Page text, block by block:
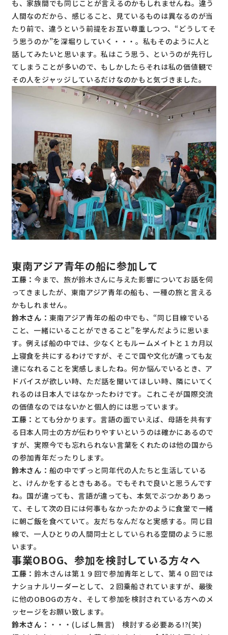
も、家族間でも同じことが言えるのかもしれませんね。違う
人間なのだから、感じること、見ているものは異なるのが当
たり前で、違うという前提をお互い尊重しつつ、“どうしてそ
う思うのか”を深堀りしていく・・・。私もそのように人と
話してみたいと思います。私はこう思う、というのが先行し
てしまうことが多いので、もしかしたらそれは私の価値観で
その人をジャッジしているだけなのかもと気づきました。
東南アジア青年の船に参加して
工藤：今まで、旅が鈴木さんに与えた影響についてお話を伺
ってきましたが、東南アジア青年の船も、一種の旅と言える
かもしれません。
鈴木さん： 東南アジア青年の船の中でも、“同じ目線でいる
こと、一緒にいることができること”を学んだように思いま
す。例えば船の中では、少なくともルームメイトと１カ月以
上寝食を共にするわけですが、そこで国や文化が違っても友
達になれることを実感しましたね。何か悩んでいるとき、ア
ドバイスが欲しい時、ただ話を聞いてほしい時、隣にいてく
れるのは日本人ではなかったわけです。これこそが国際交流
の価値なのではないかと個人的には思っています。
工藤： とても分かります。言語の面でいえば、母語を共有す
る日本人同士の方が伝わりやすいというのは確かにあるので
すが、実際今でも忘れられない言葉をくれたのは他の国から
の参加青年だったりします。
鈴木さん： 船の中でずっと同年代の人たちと生活している
と、けんかをするときもある。でもそれで良いと思うんです
ね。国が違っても、言語が違っても、本気でぶつかありあっ
て、そして次の日には何事もなかったかのように食堂で一緒
に朝ご飯を食べていて。友だちなんだなと実感する。同じ目
線で、一人ひとりの人間同士としていられる空間のように思
います。
事業OBOG、参加を検討している方々へ
工藤：鈴木さんは第１９回で参加青年として、第４０回では
ナショナルリーダーとして、２回乗船されていますが、最後
に他のOBOGの方々、そして参加を検討されている方へのメ
ッセージをお願い致します。
鈴木さん： ・・・(しばし無言) 検討する必要ある!?(笑)